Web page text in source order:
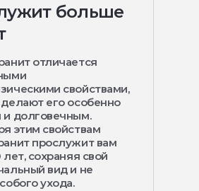
больше
отличается
свойствами,
его особенно
долговечным.
этим свойствам
прослужит вам
сохраняя свой
вид и не
ухода.